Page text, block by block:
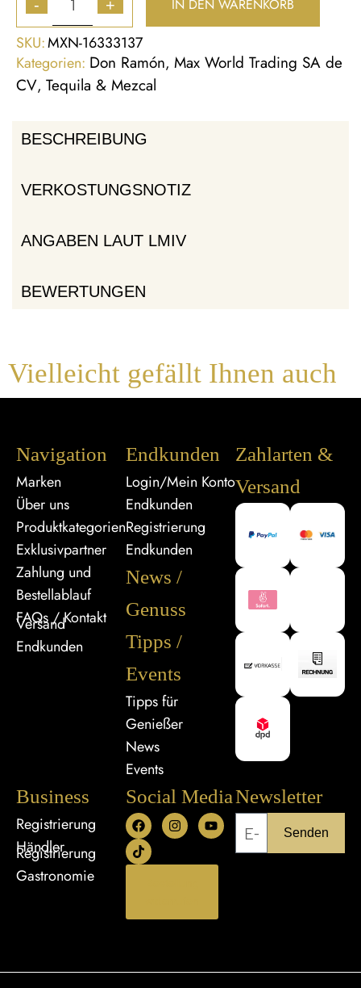
- + IN DEN WARENKORB
SKU:MXN-16333137
Kategorien: Don Ramón, Max World Trading SA de
CV, Tequila & Mezcal
BESCHREIBUNG
VERKOSTUNGSNOTIZ
ANGABEN LAUT LMIV
BEWERTUNGEN
Vielleicht gefällt Ihnen auch
Navigation
Marken
Über uns
Produktkategorien
Exklusivpartner
Zahlung und
Bestellablauf
FAQs / Kontakt
Versand
Endkunden
Endkunden
Login/Mein Konto
Endkunden
Registrierung
Endkunden
News /
Genuss
Tipps /
Events
Tipps für
Genießer
News
Events
Zahlarten &
Versand
Business
Registrierung
Händler
Registrierung
Gastronomie
Social MediaNewsletter
Senden